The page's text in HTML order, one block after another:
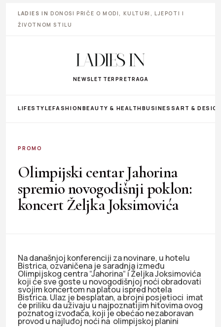
LADIES IN DONOSI PRIČE O MODI, KULTURI, LJEPOTI I
ŽIVOTNOM STILU
NEWSLETTER PRETRAGA
LIFESTYLEFASHIONBEAUTY & HEALTHBUSINESS ART &
PROMO
Olimpijski centar Jahorina
spremio novogodišnji poklon:
koncert Željka Joksimovića
Na današnjoj konferenciji za novinare, u hotelu
Bistrica, ozvaničena je saradnja između
Olimpijskog centra “Jahorina“ i Željka Joksimovića
koji će sve goste u novogodišnjoj noći obradovati
svojim koncertom na platou ispred hotela
Bistrica. Ulaz je besplatan, a brojni posjetioci imat
će priliku da uživaju u najpoznatijim hitovima ovog
poznatog izvođača, koji je obećao nezaboravan
provod u najluđoj noći na olimpijskoj planini